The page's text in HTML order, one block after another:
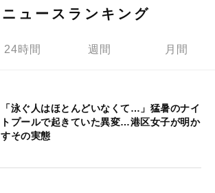
ニュースランキング
24時間 週間 月間
「泳ぐ人はほとんどいなくて…」猛暑のナイ
トプールで起きていた異変…港区女子が明か
すその実態